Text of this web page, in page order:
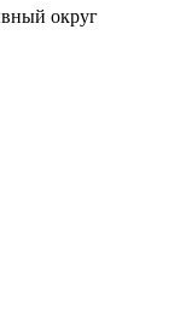
округ